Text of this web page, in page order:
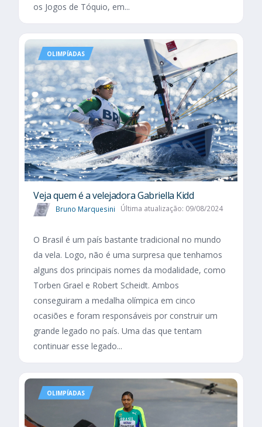
os Jogos de Tóquio, em...
OLIMPÍADAS
Veja quem é a velejadora Gabriella Kidd
Bruno Marquesini Última atualização: 09/08/2024
O Brasil é um país bastante tradicional no mundo
da vela. Logo, não é uma surpresa que tenhamos
alguns dos principais nomes da modalidade, como
Torben Grael e Robert Scheidt. Ambos
conseguiram a medalha olímpica em cinco
ocasiões e foram responsáveis por construir um
grande legado no país. Uma das que tentam
continuar esse legado...
OLIMPÍADAS